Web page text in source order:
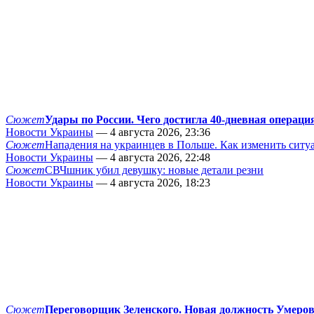
СюжетУдары по России. Чего достигла 40-дневная
Новости Украины — 4 августа 2026, 23:36
СюжетНападения на украинцев в Польше. Как изменить
Новости Украины — 4 августа 2026, 22:48
СюжетСВЧшник убил девушку: новые детали резни
Новости Украины — 4 августа 2026, 18:23
СюжетПереговорщик Зеленского. Новая должность